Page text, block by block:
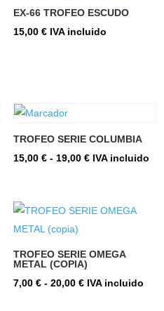
14,00 €
EX-66 TROFEO ESCUDO
15,00 € IVA incluido
TROFEO SERIE COLUMBIA
15,00 € - 19,00 €Rango
desde
hasta
IVA incluido
TROFEO SERIE OMEGA
METAL (COPIA)
7,00 € - 20,00 €Rango
IVA incluido